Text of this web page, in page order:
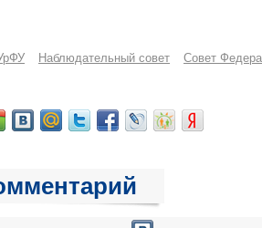
Наблюдательный совет Совет